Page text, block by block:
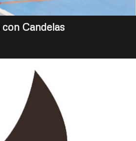
Candelas